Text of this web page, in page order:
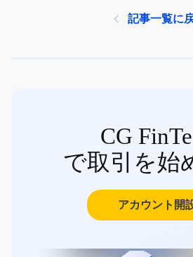
記事一覧に
CG
で取引を始
アカウント開